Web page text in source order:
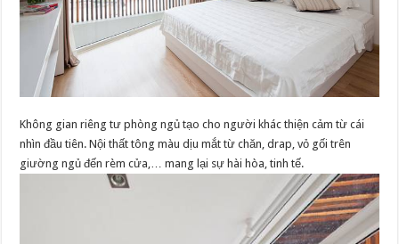
Không gian riêng tư phòng ngủ tạo cho người khác thiện cảm từ cái
nhìn đầu tiên. Nội thất tông màu dịu mắt từ chăn, drap, vỏ gối trên
giường ngủ đến rèm cửa,… mang lại sự hài hòa, tinh tế.